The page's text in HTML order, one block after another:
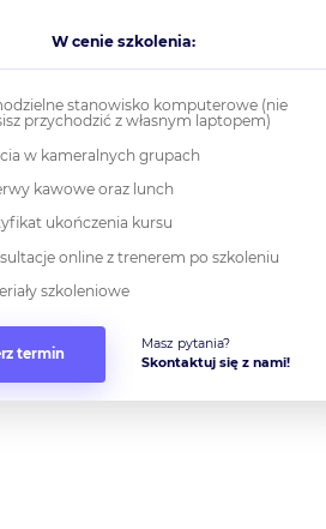
W cenie szkolenia:
stanowisko komputerowe (nie
przychodzić z własnym laptopem)
w kameralnych grupach
kawowe oraz lunch
ukończenia kursu
online z trenerem po szkoleniu
szkoleniowe
termin
Masz pytania?
Skontaktuj się z nami!